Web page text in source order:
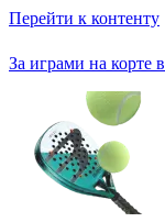
Перейти к контенту
За играми на корте в